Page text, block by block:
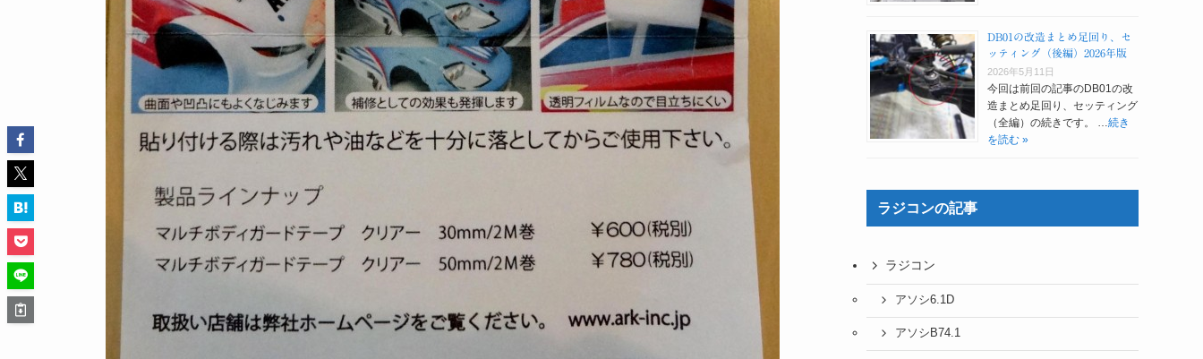
DB01の改造まとめ足回り、セ
ッティング（後編）2026年版
2026年5月11日
今回は前回の記事のDB01の改
造まとめ足回り、セッティング
（全編）の続きです。 …続き
を読む »
ラジコンの記事
ラジコン
アソシ6.1D
アソシB74.1